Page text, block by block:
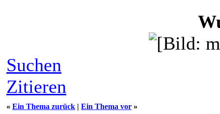
Suchen
Zitieren
« Ein Thema zurück | Ein Thema vor »